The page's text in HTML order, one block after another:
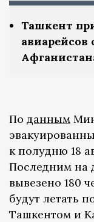
Ташкент
По данным
к полудню 18
Последним на
вывезено 180
будут летать
Ташкентом и